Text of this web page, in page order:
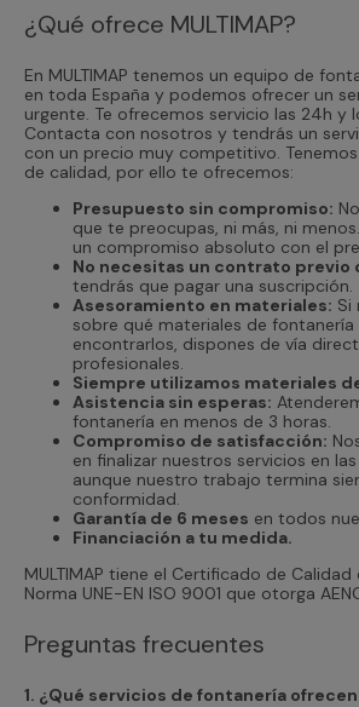
¿Qué ofrece MULTIMAP?
En MULTIMAP tenemos un equipo de
en toda España y podemos ofrecer un
urgente. Te ofrecemos servicio las 24h y
Contacta con nosotros y tendrás un
con un precio muy competitivo.
de calidad, por ello te ofrecemos:
Presupuesto sin compromiso:
que te preocupas, ni más, ni
un compromiso absoluto con el
No necesitas un contrato previo
tendrás que pagar una suscripción.
Asesoramiento en materiales: Si
sobre qué materiales de
encontrarlos, dispones de vía
profesionales.
Siempre utilizamos materiales
Asistencia sin esperas:
fontanería en menos de 3 horas.
Compromiso de satisfacción:
en finalizar nuestros servicios en
aunque nuestro trabajo termina
conformidad.
Garantía de 6 meses en todos
Financiación a tu medida.
MULTIMAP tiene el Certificado de
Norma UNE-EN ISO 9001 que otorga
Preguntas frecuentes
1. ¿Qué servicios de fontanería